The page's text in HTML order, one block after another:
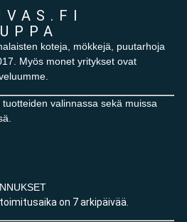
koteja, mökkejä, puutarhoja
Myös monet yritykset ovat
valinnassa sekä muissa
on 7 arkipäivää.